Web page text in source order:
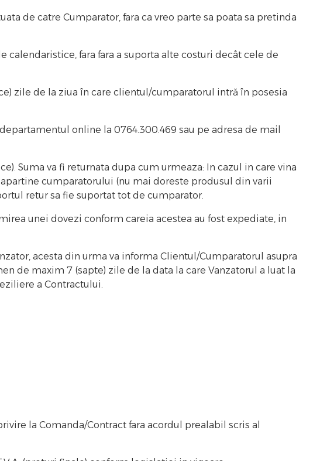
de catre Cumparator, fara ca vreo parte sa poata sa pretinda
calendaristice, fara fara a suporta alte costuri decât cele de
zile de la ziua în care clientul/cumparatorul intră în posesia
online la 0764.300.469 sau pe adresa de mail
Suma va fi returnata dupa cum urmeaza: In cazul in care vina
cumparatorului (nu mai doreste produsul din varii
retur sa fie suportat tot de cumparator.
unei dovezi conform careia acestea au fost expediate, in
acesta din urma va informa Clientul/Cumparatorul asupra
de maxim 7 (sapte) zile de la data la care Vanzatorul a luat la
a Contractului.
la Comanda/Contract fara acordul prealabil scris al